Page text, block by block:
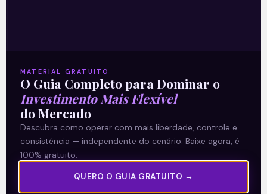
17/11/2021
MATERIAL GRATUITO
O Guia Completo para Dominar o
Investimento Mais Flexível
do Mercado
Descubra como operar com mais liberdade, controle e
consistência — independente do cenário. Baixe agora, é
100% gratuito.
QUERO O GUIA GRATUITO →